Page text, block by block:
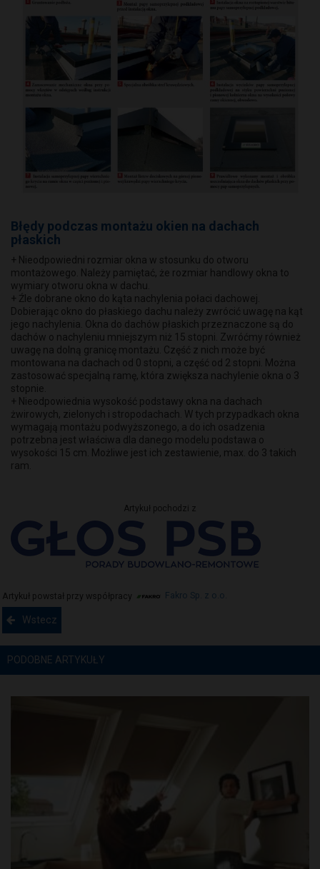
Błędy podczas montażu okien na dachach
płaskich
+ Nieodpowiedni rozmiar okna w stosunku do otworu
montażowego. Należy pamiętać, że rozmiar handlowy okna to
wymiary otworu okna w dachu.
+ Źle dobrane okno do kąta nachylenia połaci dachowej.
Dobierając okno do płaskiego dachu należy zwrócić uwagę na kąt
jego nachylenia. Okna do dachów płaskich przeznaczone są do
dachów o nachyleniu mniejszym niż 15 stopni. Zwróćmy również
uwagę na dolną granicę montażu. Część z nich może być
montowana na dachach od 0 stopni, a część od 2 stopni. Można
zastosować specjalną ramę, która zwiększa nachylenie okna o 3
stopnie.
+ Nieodpowiednia wysokość podstawy okna na dachach
żwirowych, zielonych i stropodachach. W tych przypadkach okna
wymagają montażu podwyższonego, a do ich osadzenia
potrzebna jest właściwa dla danego modelu podstawa o
wysokości 15 cm. Możliwe jest ich zestawienie, max. do 3 takich
ram.
Artykuł pochodzi z
Artykuł powstał przy współpracy Fakro Sp. z o.o.
Wstecz
PODOBNE ARTYKUŁY